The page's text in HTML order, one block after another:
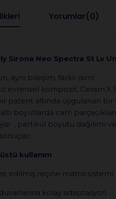
Yorumlar(0)
Sirona Neo Spectra St Lv
aynı bileşim, farklı isim!
evrensel kompozit, Ceram.X
patent altında uygulanan
boyutlarda cam
, partikül boyutu dağılımı
kullanım
edilmiş reçine matris
kolay adaptasyon